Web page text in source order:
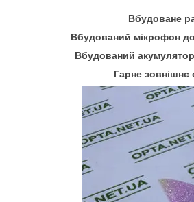
Вбудоване
Вбудований мікрофон
Вбудований
Гарне зовнішнє